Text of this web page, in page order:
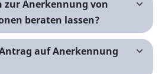
zur Anerkennung von
beraten lassen?
auf Anerkennung